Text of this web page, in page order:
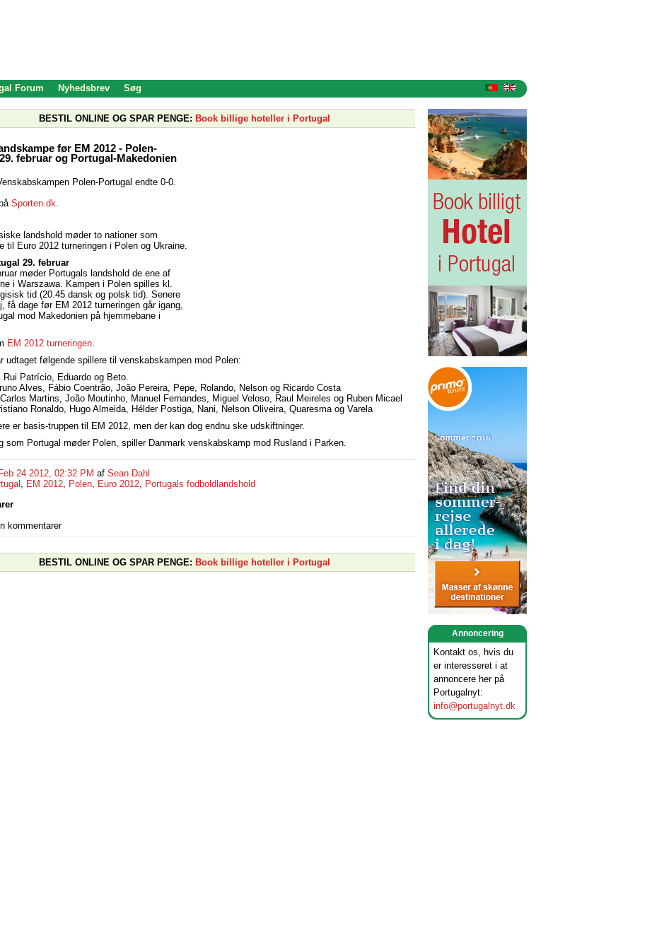
Forum Nyhedsbrev Søg
Annoncering
Kontakt os, hvis du
er interesseret i at
annoncere her på
Portugalnyt:
info@portugalnyt.dk
BESTIL ONLINE OG SPAR PENGE: Book billige hoteller i Portugal
før EM 2012 - Polen-
februar og Portugal-Makedonien
Polen-Portugal endte 0-0.
Sporten.dk
landshold møder to nationer som
til Euro 2012 turneringen i Polen og Ukraine.
29. februar
møder Portugals landshold de ene af
i Warszawa. Kampen i Polen spilles kl.
tid (20.45 dansk og polsk tid). Senere
få dage før EM 2012 turneringen går igang,
mod Makedonien på hjemmebane i
EM 2012 turneringen
udtaget følgende spillere til venskabskampen mod Polen:
Rui Patrício, Eduardo og Beto.
Alves, Fábio Coentrão, João Pereira, Pepe, Rolando, Nelson og Ricardo Costa
Carlos Martins, João Moutinho, Manuel Fernandes, Miguel Veloso, Raul Meireles og Ruben Micael
Ronaldo, Hugo Almeida, Hélder Postiga, Nani, Nelson Oliveira, Quaresma og Varela
er basis-truppen til EM 2012, men der kan dog endnu ske udskiftninger.
som Portugal møder Polen, spiller Danmark venskabskamp mod Rusland i Parken.
Feb 24 2012, 02:32 PM af Sean Dahl
, EM 2012, Polen, Euro 2012, Portugals fodboldlandshold
kommentarer
BESTIL ONLINE OG SPAR PENGE: Book billige hoteller i Portugal